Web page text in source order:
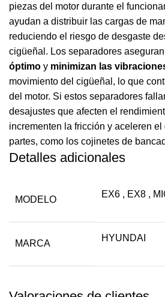
piezas del motor durante el
ayudan a distribuir las cargas de
reduciendo el riesgo de desgaste
cigüeñal. Los separadores
óptimo y minimizan las
movimiento del cigüeñal, lo que
del motor. Si estos separadores
desajustes que afecten el
incrementen la fricción y aceleren el
partes, como los cojinetes de
Detalles adicionales
MODELO
EX6 , EX8 ,
MARCA
HYUNDAI